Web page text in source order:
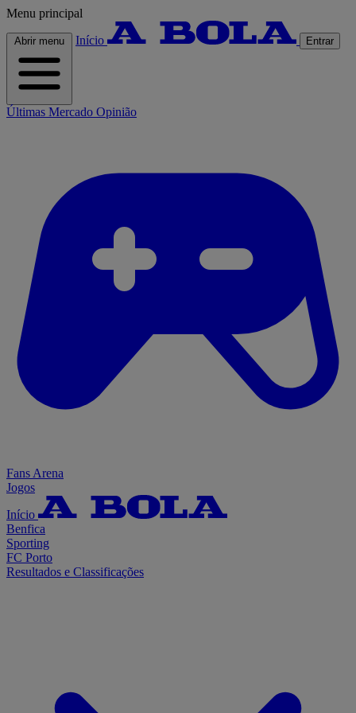
Menu principal
Abrir menu Início Entrar
Últimas Mercado Opinião
Fans Arena
Jogos
Início
Benfica
Sporting
FC Porto
Resultados e Classificações